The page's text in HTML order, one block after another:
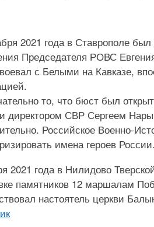
2021 года в Ставрополе
Председателя РОВС
с Белыми на Кавказе,
то, что бюст был
директором СВР Сергеем
Российское Военно-
имена героев России.
2021 года в Нилидово
памятников 12 маршалам
настоятель церкви